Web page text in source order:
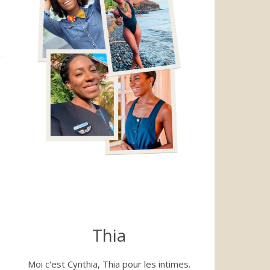
Thia
Moi c'est Cynthia, Thia pour les intimes.